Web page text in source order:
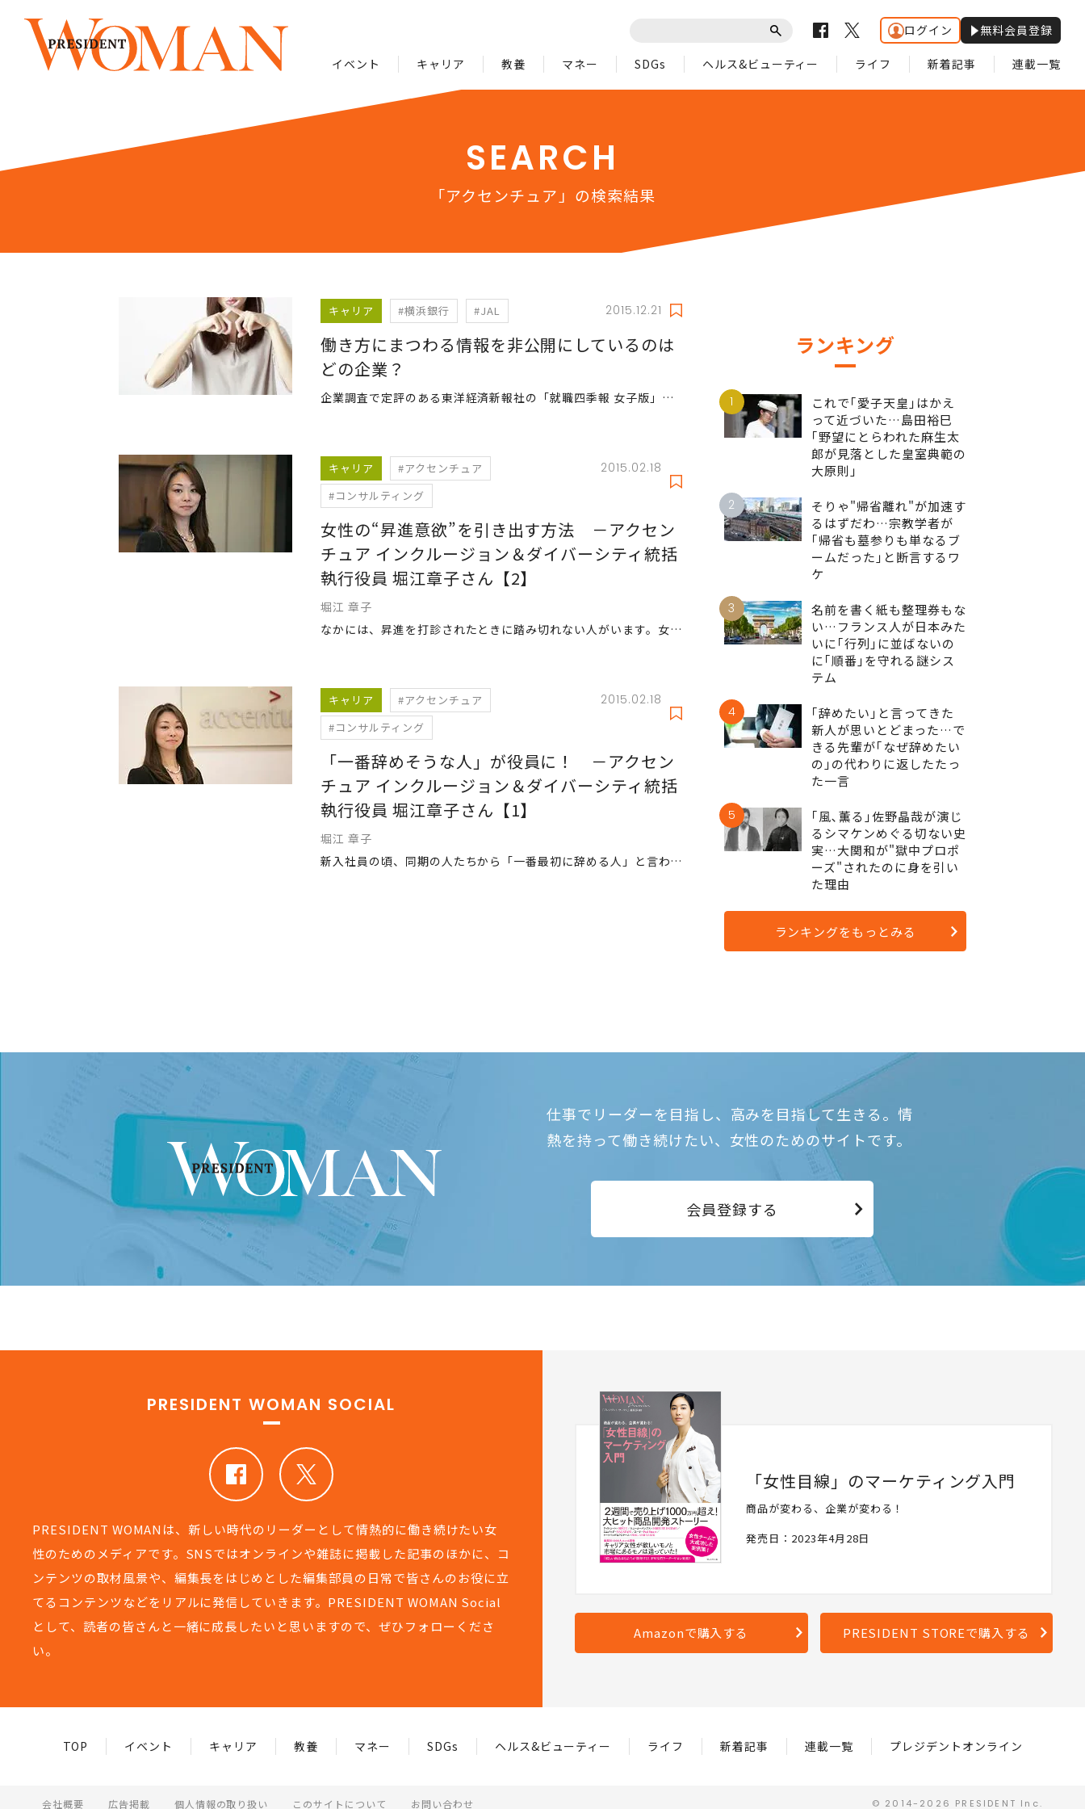
ログイン 無料会員登録
イベント キャリア 教養 マネー SDGs ヘルス&ビューティー ライフ 新着記事 連載一覧
SEARCH
「アクセンチュア」の検索結果
キャリア #横浜銀行 #JAL 2015.12.21
働き方にまつわる情報を非公開にしているのは
どの企業？
企業調査で定評のある東洋経済新報社の「就職四季報 女子版」にて、働き方にまつわる項目を非公開にしている企業が1106社中14社あった。なぜ非公開にするのか？ ウーマン編集部が14社にアンケートをとった。
キャリア
#アクセンチュア
#コンサルティング
2015.02.18
女性の“昇進意欲”を引き出す方法 －アクセン
チュア インクルージョン＆ダイバーシティ統括
執行役員 堀江章子さん【2】
堀江 章子
なかには、昇進を打診されたときに踏み切れない人がいます。女性の場合“100％主義”のタイプが多いのも影響しているように思えます。
キャリア
#アクセンチュア
#コンサルティング
2015.02.18
「一番辞めそうな人」が役員に！ －アクセン
チュア インクルージョン＆ダイバーシティ統括
執行役員 堀江章子さん【1】
堀江 章子
新入社員の頃、同期の人たちから「一番最初に辞める人」と言われていました（笑）。この会社を選んだ理由が軽い気持ちだったのも確かです。
ランキング
1
これで｢愛子天皇｣はかえ
って近づいた…島田裕巳
｢野望にとらわれた麻生太
郎が見落とした皇室典範の
大原則｣
2
そりゃ"帰省離れ"が加速す
るはずだわ…宗教学者が
｢帰省も墓参りも単なるブ
ームだった｣と断言するワ
ケ
3
名前を書く紙も整理券もな
い…フランス人が日本みた
いに｢行列｣に並ばないの
に｢順番｣を守れる謎シス
テム
4
｢辞めたい｣と言ってきた
新人が思いとどまった…で
きる先輩が｢なぜ辞めたい
の｣の代わりに返したたっ
た一言
5
｢風､薫る｣佐野晶哉が演じ
るシマケンめぐる切ない史
実…大関和が"獄中プロポ
ーズ"されたのに身を引い
た理由
ランキングをもっとみる
仕事でリーダーを目指し、高みを目指して生きる。情
熱を持って働き続けたい、女性のためのサイトです。
会員登録する
PRESIDENT WOMAN SOCIAL
PRESIDENT WOMANは、新しい時代のリーダーとして情熱的に働き続けたい女
性のためのメディアです。SNSではオンラインや雑誌に掲載した記事のほかに、コ
ンテンツの取材風景や、編集長をはじめとした編集部員の日常で皆さんのお役に立
てるコンテンツなどをリアルに発信していきます。PRESIDENT WOMAN Social
として、読者の皆さんと一緒に成長したいと思いますので、ぜひフォローくださ
い。
「女性目線」のマーケティング入門
商品が変わる、企業が変わる！
発売日：2023年4月28日
Amazonで購入する PRESIDENT STOREで購入する
TOP イベント キャリア 教養 マネー SDGs ヘルス&ビューティー ライフ 新着記事 連載一覧 プレジデントオンライン
会社概要 広告掲載 個人情報の取り扱い このサイトについて お問い合わせ © 2014-2026 PRESIDENT Inc.